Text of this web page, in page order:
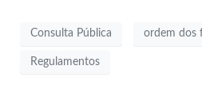
Consulta Pública ordem dos
Regulamentos